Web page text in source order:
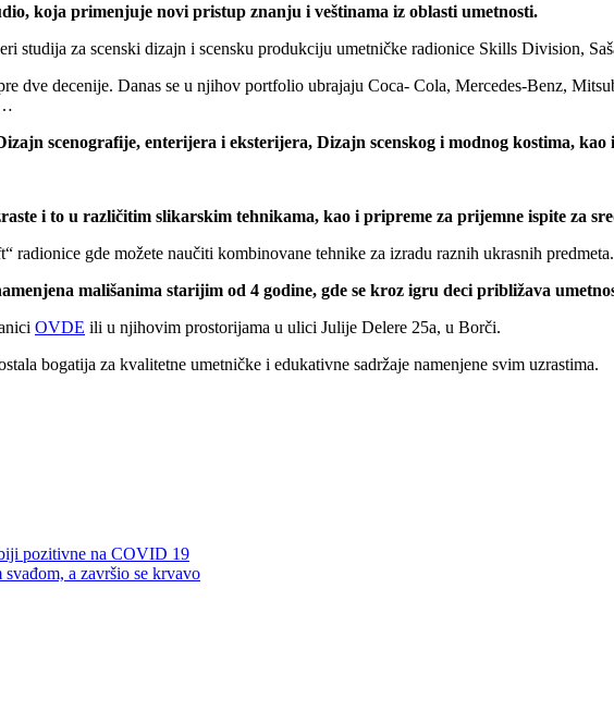
koja primenjuje novi pristup znanju i veštinama iz oblasti umetnosti.
studija za scenski dizajn i scensku produkciju umetničke radionice Skills Division,
dve decenije. Danas se u njihov portfolio ubrajaju Coca- Cola, Mercedes-Benz,
scenografije, enterijera i eksterijera, Dizajn scenskog i modnog kostima, kao
i to u različitim slikarskim tehnikama, kao i pripreme za prijemne ispite za
radionice gde možete naučiti kombinovane tehnike za izradu raznih ukrasnih predmeta.
mališanima starijim od 4 godine, gde se kroz igru deci približava
OVDE ili u njihovim prostorijama u ulici Julije Delere 25a, u Borči.
bogatija za kvalitetne umetničke i edukativne sadržaje namenjene svim uzrastima.
pozitivne na COVID 19
a završio se krvavo